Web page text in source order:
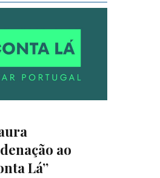
ao
Lá”